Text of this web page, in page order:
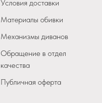
Условия доставки
Материалы обивки
Механизмы диванов
Обращение в отдел
качества
Публичная оферта